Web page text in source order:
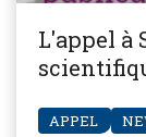
L'appel à
APPEL